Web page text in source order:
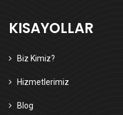
KISAYOLLAR
Biz Kimiz?
Hizmetlerimiz
Blog